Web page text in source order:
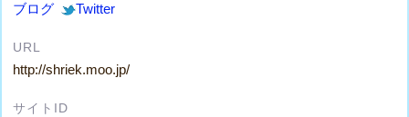
ブログ Twitter
URL
http://shriek.moo.jp/
サイトID